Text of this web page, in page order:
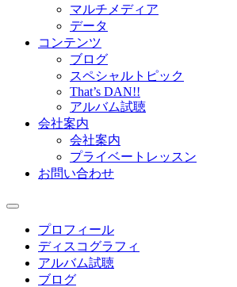
マルチメディア
データ
コンテンツ
ブログ
スペシャルトピック
That’s DAN!!
アルバム試聴
会社案内
会社案内
プライベートレッスン
お問い合わせ
プロフィール
ディスコグラフィ
アルバム試聴
ブログ